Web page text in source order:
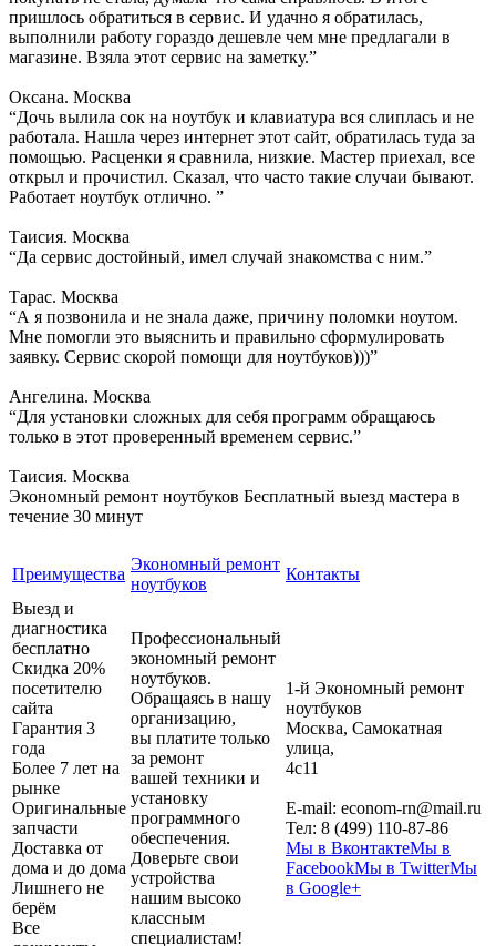
пришлось обратиться в сервис. И удачно я обратилась,
выполнили работу гораздо дешевле чем мне предлагали в
магазине. Взяла этот сервис на заметку.”
Оксана. Москва
“Дочь вылила сок на ноутбук и клавиатура вся слиплась и не
работала. Нашла через интернет этот сайт, обратилась туда за
помощью. Расценки я сравнила, низкие. Мастер приехал, все
открыл и прочистил. Сказал, что часто такие случаи бывают.
Работает ноутбук отлично. ”
Таисия. Москва
“Да сервис достойный, имел случай знакомства с ним.”
Тарас. Москва
“А я позвонила и не знала даже, причину поломки ноутом.
Мне помогли это выяснить и правильно сформулировать
заявку. Сервис скорой помощи для ноутбуков)))”
Ангелина. Москва
“Для установки сложных для себя программ обращаюсь
только в этот проверенный временем сервис.”
Таисия. Москва
Экономный ремонт ноутбуков Бесплатный выезд мастера в
течение 30 минут
Преимущества
Экономный ремонт
ноутбуков
Контакты
Выезд и
диагностика
бесплатно
Скидка 20%
посетителю
сайта
Гарантия 3
года
Более 7 лет на
рынке
Оригинальные
запчасти
Доставка от
дома и до дома
Лишнего не
берём
Все
Профессиональный
экономный ремонт
ноутбуков.
Обращаясь в нашу
организацию,
вы платите только
за ремонт
вашей техники и
установку
программного
обеспечения.
Доверьте свои
устройства
нашим высоко
классным
специалистам!
1-й Экономный ремонт
ноутбуков
Москва, Самокатная
улица,
4с11
E-mail: econom-rn@mail.ru
Тел: 8 (499) 110-87-86
Мы в ВконтактеМы в
FacebookМы в TwitterМы
в Google+